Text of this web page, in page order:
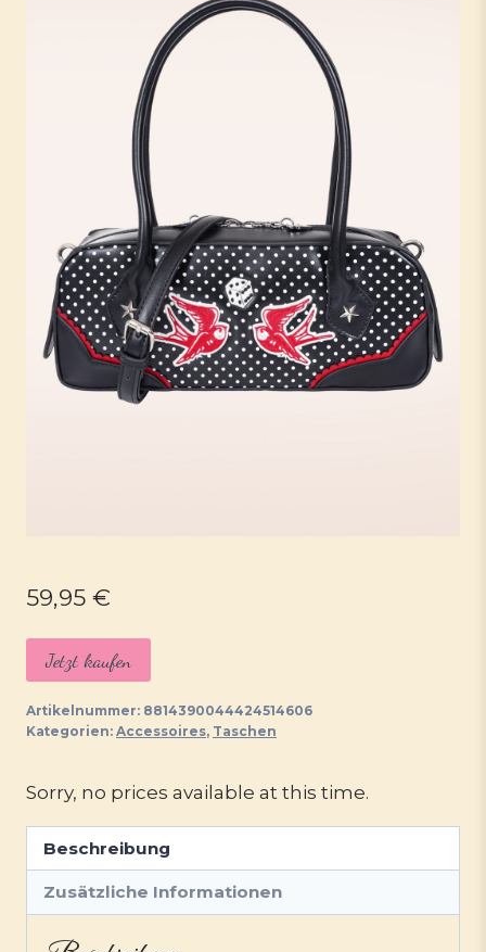
59,95 €
Jetzt kaufen
Artikelnummer: 8814390044424514606
Kategorien: Accessoires, Taschen
Sorry, no prices available at this time.
Beschreibung
Zusätzliche Informationen